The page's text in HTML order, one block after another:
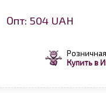
Опт: 504 UAH
Купить в